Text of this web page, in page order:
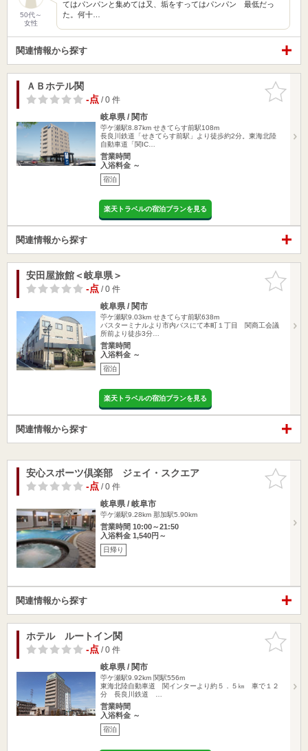
50代～
女性
てはパンパンと集めては又、垢をすってはパンパン 最低だっ
た。何十…
関連情報から探す
お気に入
りに追加
ＡＢホテル関
-点/ 0 件
岐阜県 / 関市
苧ケ瀬駅8.87km せきてらす前駅108m
長良川鉄道「せきてらす前駅」より徒歩約2分。東海北陸
自動車道「関IC…
営業時間
入浴料金 ～
宿泊
楽天トラベルの宿泊プランを見る
関連情報から探す
お気に入
りに追加
安田屋旅館＜岐阜県＞
-点/ 0 件
岐阜県 / 関市
苧ケ瀬駅9.03km せきてらす前駅638m
バスターミナルより市内バスにて本町１丁目 関商工会議
所前より徒歩3分…
営業時間
入浴料金 ～
宿泊
楽天トラベルの宿泊プランを見る
関連情報から探す
お気に入
りに追加
安心スポーツ倶楽部 ジェイ・スクエア
-点/ 0 件
岐阜県 / 岐阜市
苧ケ瀬駅9.28km 那加駅5.90km
営業時間 10:00～21:50
入浴料金 1,540円～
日帰り
関連情報から探す
お気に入
りに追加
ホテル ルートイン関
-点/ 0 件
岐阜県 / 関市
苧ケ瀬駅9.92km 関駅556m
東海北陸自動車道 関インターより約５．５㎞ 車で１２
分 長良川鉄道 …
営業時間
入浴料金 ～
宿泊